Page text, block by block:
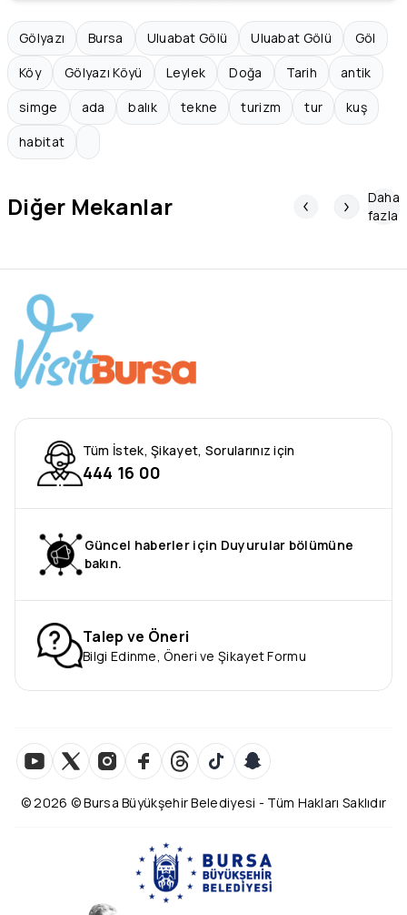
Gölyazı Bursa Uluabat Gölü Uluabat Gölü
Göl
Köy
Gölyazı Köyü Leylek Doğa Tarih
antik
simge
ada balık tekne turizm tur
kuş
habitat
Diğer Mekanlar
Daha
fazla
Tüm İstek, Şikayet, Sorularınız için
444 16 00
Güncel haberler için Duyurular bölümüne
bakın.
Talep ve Öneri
Bilgi Edinme, Öneri ve Şikayet Formu
© 2026 © Bursa Büyükşehir Belediyesi - Tüm Hakları Saklıdır